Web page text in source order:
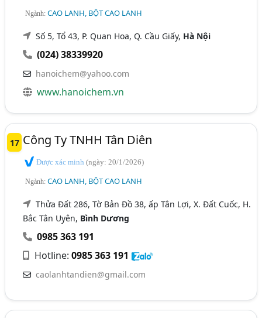
Ngành:CAO LANH, BỘT CAO LANH
Số 5, Tổ 43, P. Quan Hoa, Q. Cầu Giấy, Hà Nội
(024) 38339920
hanoichem@yahoo.com
www.hanoichem.vn
17 Công Ty TNHH Tân Diên
Được xác minh(ngày: 20/1/2026)
Ngành:CAO LANH, BỘT CAO LANH
Thửa Đất 286, Tờ Bản Đồ 38, ấp Tân Lợi, X. Đất Cuốc, H.
Bắc Tân Uyên, Bình Dương
0985 363 191
Hotline:0985 363 191
caolanhtandien@gmail.com